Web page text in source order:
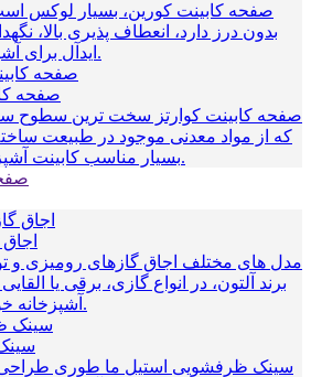
صفحه کابینت کورین، بسیار لوکس
بدون درز دارد، انعطاف پذیری بالا،
ایدآل برای آشپزخانه است.
صفحه
صفحه کابینت کوارتز سخت ترین سطوح
که از مواد معدنی موجود در طبیعت
بسیار مناسب کابینت آشپزخانه هستند.
مدل های مختلف اجاق گازهای رومیزی و
برند آلتون، در انواع گازی، برقی یا
آشپزخانه خود خرید کنید.
سینک ظرفشویی استیل ما طوری طراحی